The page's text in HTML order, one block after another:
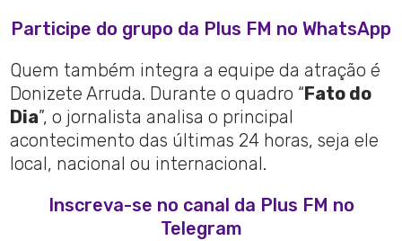
Participe do grupo da Plus FM no WhatsApp
Quem também integra a equipe da atração é
Donizete Arruda. Durante o quadro “ Fato do
Dia”, o jornalista analisa o principal
acontecimento das últimas 24 horas, seja ele
local, nacional ou internacional.
Inscreva-se no canal da Plus FM no
Telegram